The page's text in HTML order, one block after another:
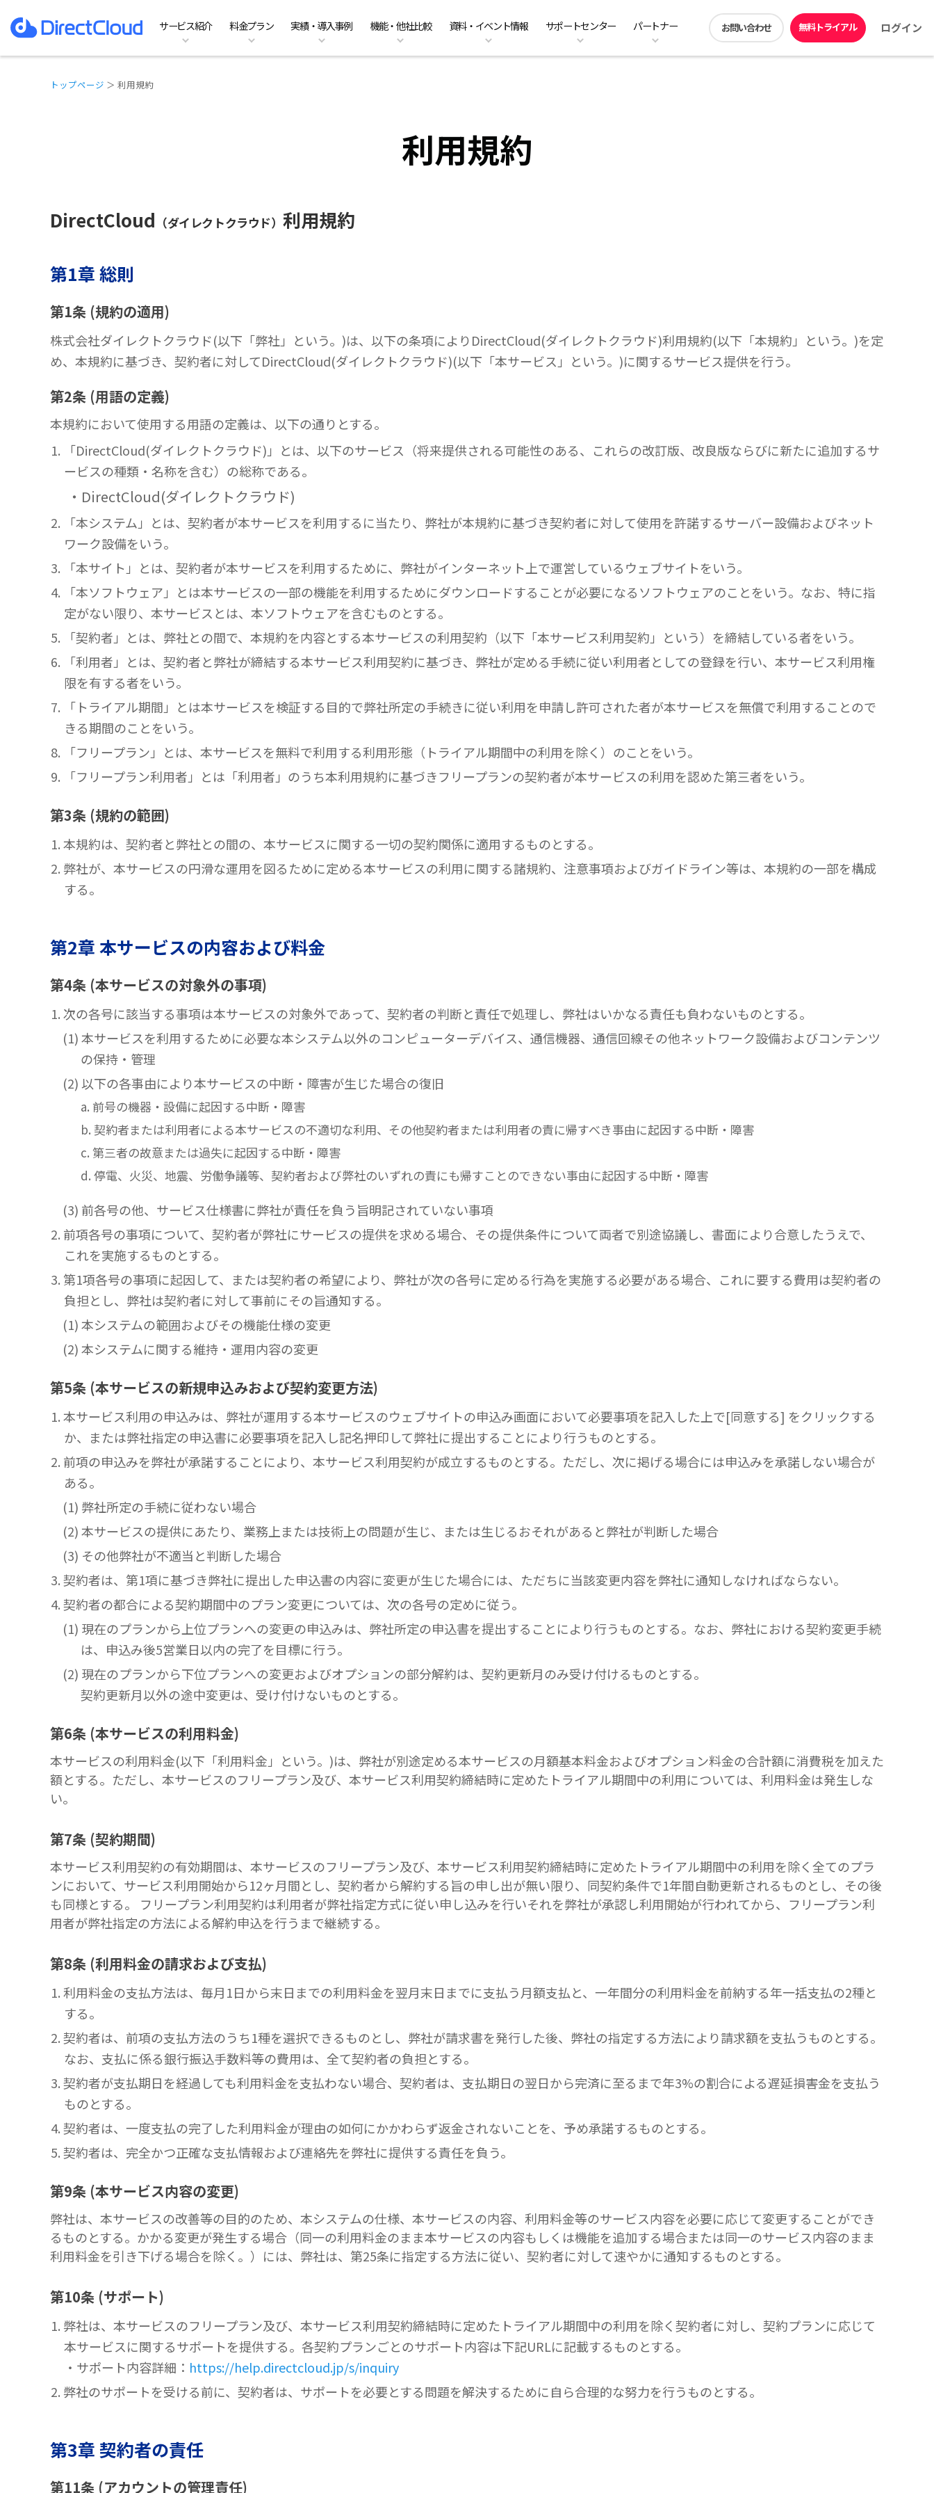
サービス紹介 料金プラン 実績・導入事例 機能・他社比較 資料・イベント情報 サポートセンター パートナー お問い合わせ 無料トライアル ログイン
ファイルサーバーのDX ファイルサーバーのクラウド移行 ファイル共有・コラボレーション DirectCloud ドライブ
料金プラン Team Business 料金プラン DirectCloud AIの料金プラン ストレージ階層化の料金プラン
実績 導入事例 利用シーン
特徴 管理者機能 ユーザー機能
お役立ち資料一覧 イベント情報 キャンペーン案内 動画コンテンツ
ホーム よくあるご質問 PDFマニュアル アプリダウンロード
販売パートナーのご紹介 販売パートナー募集
トップページ ＞ 利用規約
利用規約
DirectCloud （ダイレクトクラウド） 利用規約
第1章 総則
第1条 (規約の適用)
株式会社ダイレクトクラウド(以下「弊社」という。)は、以下の条項によりDirectCloud(ダイレクトクラウド)利用規約(以下「本規約」という。)を定
め、本規約に基づき、契約者に対してDirectCloud(ダイレクトクラウド)(以下「本サービス」という。)に関するサービス提供を行う。
第2条 (用語の定義)
本規約において使用する用語の定義は、以下の通りとする。
1. 「DirectCloud(ダイレクトクラウド)」とは、以下のサービス（将来提供される可能性のある、これらの改訂版、改良版ならびに新たに追加するサ
ービスの種類・名称を含む）の総称である。
・DirectCloud(ダイレクトクラウド)
2. 「本システム」とは、契約者が本サービスを利用するに当たり、弊社が本規約に基づき契約者に対して使用を許諾するサーバー設備およびネット
ワーク設備をいう。
3. 「本サイト」とは、契約者が本サービスを利用するために、弊社がインターネット上で運営しているウェブサイトをいう。
4. 「本ソフトウェア」とは本サービスの一部の機能を利用するためにダウンロードすることが必要になるソフトウェアのことをいう。なお、特に指
定がない限り、本サービスとは、本ソフトウェアを含むものとする。
5. 「契約者」とは、弊社との間で、本規約を内容とする本サービスの利用契約（以下「本サービス利用契約」という）を締結している者をいう。
6. 「利用者」とは、契約者と弊社が締結する本サービス利用契約に基づき、弊社が定める手続に従い利用者としての登録を行い、本サービス利用権
限を有する者をいう。
7. 「トライアル期間」とは本サービスを検証する目的で弊社所定の手続きに従い利用を申請し許可された者が本サービスを無償で利用することので
きる期間のことをいう。
8. 「フリープラン」とは、本サービスを無料で利用する利用形態（トライアル期間中の利用を除く）のことをいう。
9. 「フリープラン利用者」とは「利用者」のうち本利用規約に基づきフリープランの契約者が本サービスの利用を認めた第三者をいう。
第3条 (規約の範囲)
1. 本規約は、契約者と弊社との間の、本サービスに関する一切の契約関係に適用するものとする。
2. 弊社が、本サービスの円滑な運用を図るために定める本サービスの利用に関する諸規約、注意事項およびガイドライン等は、本規約の一部を構成
する。
第2章 本サービスの内容および料金
第4条 (本サービスの対象外の事項)
1. 次の各号に該当する事項は本サービスの対象外であって、契約者の判断と責任で処理し、弊社はいかなる責任も負わないものとする。
(1) 本サービスを利用するために必要な本システム以外のコンピューターデバイス、通信機器、通信回線その他ネットワーク設備およびコンテンツ
の保持・管理
(2) 以下の各事由により本サービスの中断・障害が生じた場合の復旧
a. 前号の機器・設備に起因する中断・障害
b. 契約者または利用者による本サービスの不適切な利用、その他契約者または利用者の責に帰すべき事由に起因する中断・障害
c. 第三者の故意または過失に起因する中断・障害
d. 停電、火災、地震、労働争議等、契約者および弊社のいずれの責にも帰すことのできない事由に起因する中断・障害
(3) 前各号の他、サービス仕様書に弊社が責任を負う旨明記されていない事項
2. 前項各号の事項について、契約者が弊社にサービスの提供を求める場合、その提供条件について両者で別途協議し、書面により合意したうえで、
これを実施するものとする。
3. 第1項各号の事項に起因して、または契約者の希望により、弊社が次の各号に定める行為を実施する必要がある場合、これに要する費用は契約者の
負担とし、弊社は契約者に対して事前にその旨通知する。
(1) 本システムの範囲およびその機能仕様の変更
(2) 本システムに関する維持・運用内容の変更
第5条 (本サービスの新規申込みおよび契約変更方法)
1. 本サービス利用の申込みは、弊社が運用する本サービスのウェブサイトの申込み画面において必要事項を記入した上で[同意する] をクリックする
か、または弊社指定の申込書に必要事項を記入し記名押印して弊社に提出することにより行うものとする。
2. 前項の申込みを弊社が承諾することにより、本サービス利用契約が成立するものとする。ただし、次に掲げる場合には申込みを承諾しない場合が
ある。
(1) 弊社所定の手続に従わない場合
(2) 本サービスの提供にあたり、業務上または技術上の問題が生じ、または生じるおそれがあると弊社が判断した場合
(3) その他弊社が不適当と判断した場合
3. 契約者は、第1項に基づき弊社に提出した申込書の内容に変更が生じた場合には、ただちに当該変更内容を弊社に通知しなければならない。
4. 契約者の都合による契約期間中のプラン変更については、次の各号の定めに従う。
(1) 現在のプランから上位プランへの変更の申込みは、弊社所定の申込書を提出することにより行うものとする。なお、弊社における契約変更手続
は、申込み後5営業日以内の完了を目標に行う。
(2) 現在のプランから下位プランへの変更およびオプションの部分解約は、契約更新月のみ受け付けるものとする。
契約更新月以外の途中変更は、受け付けないものとする。
第6条 (本サービスの利用料金)
本サービスの利用料金(以下「利用料金」という。)は、弊社が別途定める本サービスの月額基本料金およびオプション料金の合計額に消費税を加えた
額とする。ただし、本サービスのフリープラン及び、本サービス利用契約締結時に定めたトライアル期間中の利用については、利用料金は発生しな
い。
第7条 (契約期間)
本サービス利用契約の有効期間は、本サービスのフリープラン及び、本サービス利用契約締結時に定めたトライアル期間中の利用を除く全てのプラ
ンにおいて、サービス利用開始から12ヶ月間とし、契約者から解約する旨の申し出が無い限り、同契約条件で1年間自動更新されるものとし、その後
も同様とする。 フリープラン利用契約は利用者が弊社指定方式に従い申し込みを行いそれを弊社が承認し利用開始が行われてから、フリープラン利
用者が弊社指定の方法による解約申込を行うまで継続する。
第8条 (利用料金の請求および支払)
1. 利用料金の支払方法は、毎月1日から末日までの利用料金を翌月末日までに支払う月額支払と、一年間分の利用料金を前納する年一括支払の2種と
する。
2. 契約者は、前項の支払方法のうち1種を選択できるものとし、弊社が請求書を発行した後、弊社の指定する方法により請求額を支払うものとする。
なお、支払に係る銀行振込手数料等の費用は、全て契約者の負担とする。
3. 契約者が支払期日を経過しても利用料金を支払わない場合、契約者は、支払期日の翌日から完済に至るまで年3%の割合による遅延損害金を支払う
ものとする。
4. 契約者は、一度支払の完了した利用料金が理由の如何にかかわらず返金されないことを、予め承諾するものとする。
5. 契約者は、完全かつ正確な支払情報および連絡先を弊社に提供する責任を負う。
第9条 (本サービス内容の変更)
弊社は、本サービスの改善等の目的のため、本システムの仕様、本サービスの内容、利用料金等のサービス内容を必要に応じて変更することができ
るものとする。かかる変更が発生する場合（同一の利用料金のまま本サービスの内容もしくは機能を追加する場合または同一のサービス内容のまま
利用料金を引き下げる場合を除く。）には、弊社は、第25条に指定する方法に従い、契約者に対して速やかに通知するものとする。
第10条 (サポート)
1. 弊社は、本サービスのフリープラン及び、本サービス利用契約締結時に定めたトライアル期間中の利用を除く契約者に対し、契約プランに応じて
本サービスに関するサポートを提供する。各契約プランごとのサポート内容は下記URLに記載するものとする。
・サポート内容詳細： https://help.directcloud.jp/s/inquiry
2. 弊社のサポートを受ける前に、契約者は、サポートを必要とする問題を解決するために自ら合理的な努力を行うものとする。
第3章 契約者の責任
第11条 (アカウントの管理責任)